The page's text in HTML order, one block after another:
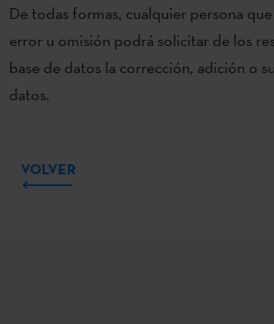
De todas formas, cualquier persona
error u omisión podrá solicitar de los
base de datos la corrección, adición o
datos.
VOLVER